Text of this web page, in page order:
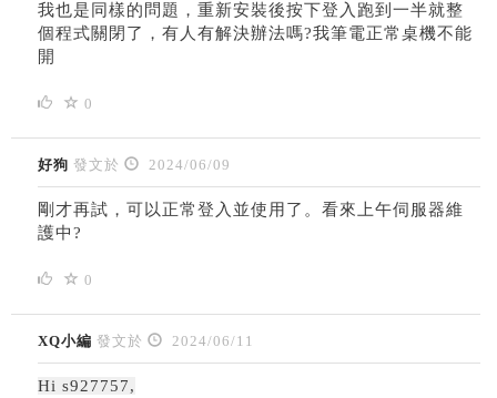
我也是同樣的問題，重新安裝後按下登入跑到一半就整
個程式關閉了，有人有解決辦法嗎?我筆電正常桌機不能
開
0
好狗 發文於 2024/06/09
剛才再試，可以正常登入並使用了。看來上午伺服器維
護中?
0
XQ小編 發文於 2024/06/11
Hi s927757,